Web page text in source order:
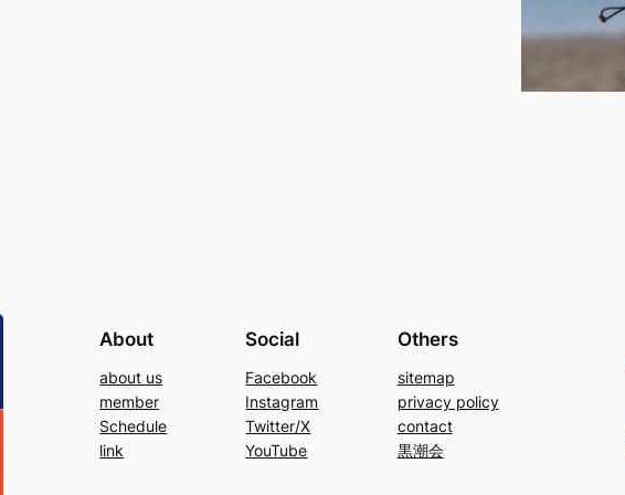
About
about us
member
Schedule
link
Social
Facebook
Instagram
Twitter/X
YouTube
Others
sitemap
privacy policy
contact
黒潮会